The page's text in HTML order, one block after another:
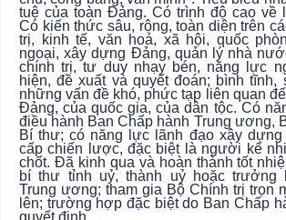
tuệ của toàn Đảng. Có trình độ cao về
Có kiến thức sâu, rộng, toàn diện trên
trị, kinh tế, văn hoá, xã hội, quốc
ngoại, xây dựng Đảng, quản lý nhà
chính trị, tư duy nhạy bén, năng lực
hiện, đề xuất và quyết đoán; bình tĩnh,
những vấn đề khó, phức tạp liên quan
Đảng, của quốc gia, của dân tộc. Có
điều hành Ban Chấp hành Trung ương,
Bí thư; có năng lực lãnh đạo xây
cấp chiến lược, đặc biệt là người kế
chốt. Đã kinh qua và hoàn thành tốt
bí thư tỉnh uỷ, thành uỷ hoặc trưởng
Trung ương; tham gia Bộ Chính trị trọn
lên; trường hợp đặc biệt do Ban Chấp
quyết định.